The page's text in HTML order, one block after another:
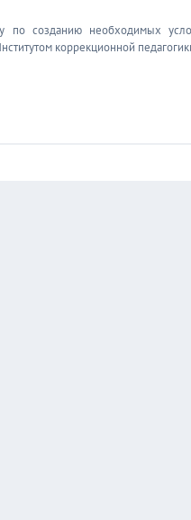
по созданию необходимых
коррекционной